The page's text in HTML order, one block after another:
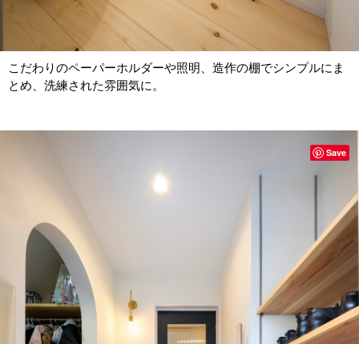
こだわりのペーパーホルダーや照明、造作の棚でシンプルにま
とめ、洗練された雰囲気に。
Save